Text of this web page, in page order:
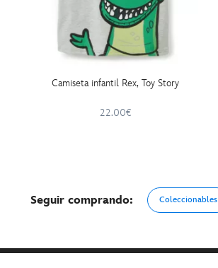
Camiseta infantil Rex, Toy Story
22.00€
Seguir comprando: Coleccionables